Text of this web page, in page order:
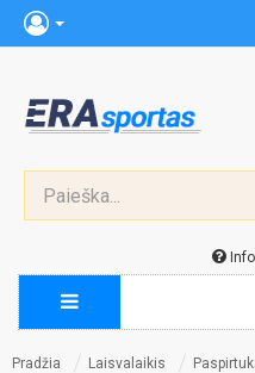
Pradžia Laisvalaikis